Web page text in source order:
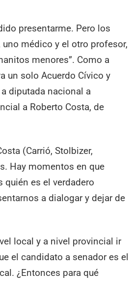
presentarme. Pero los
médico y el otro profesor,
menores”. Como a
un solo Acuerdo Cívico y
diputada nacional a
a Roberto Costa, de
(Carrió, Stolbizer,
Hay momentos en que
es el verdadero
a dialogar y dejar de
local y a nivel provincial ir
el candidato a senador es el
¿Entonces para qué